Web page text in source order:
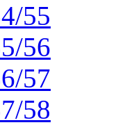
55
56
57
58